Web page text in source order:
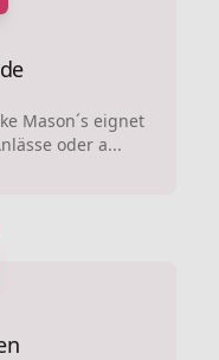
Mason´s eignet
oder a...